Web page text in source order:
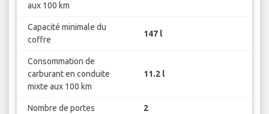
aux 100 km
Capacité minimale du
coffre
147 l
Consommation de
carburant en conduite
mixte aux 100 km
11.2 l
Nombre de portes 2